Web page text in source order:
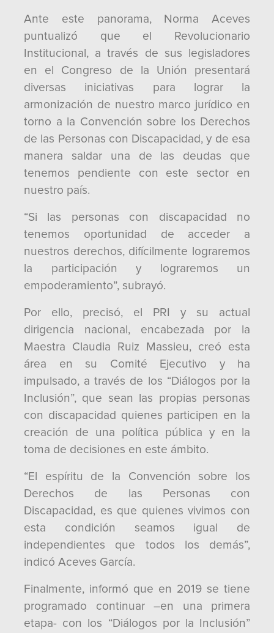
Ante este panorama, Norma Aceves
puntualizó que el Revolucionario
Institucional, a través de sus legisladores
en el Congreso de la Unión presentará
diversas iniciativas para lograr la
armonización de nuestro marco jurídico en
torno a la Convención sobre los Derechos
de las Personas con Discapacidad, y de esa
manera saldar una de las deudas que
tenemos pendiente con este sector en
nuestro país.
“Si las personas con discapacidad no
tenemos oportunidad de acceder a
nuestros derechos, difícilmente lograremos
la participación y lograremos un
empoderamiento”, subrayó.
Por ello, precisó, el PRI y su actual
dirigencia nacional, encabezada por la
Maestra Claudia Ruiz Massieu, creó esta
área en su Comité Ejecutivo y ha
impulsado, a través de los “Diálogos por la
Inclusión”, que sean las propias personas
con discapacidad quienes participen en la
creación de una política pública y en la
toma de decisiones en este ámbito.
“El espíritu de la Convención sobre los
Derechos de las Personas con
Discapacidad, es que quienes vivimos con
esta condición seamos igual de
independientes que todos los demás”,
indicó Aceves García.
Finalmente, informó que en 2019 se tiene
programado continuar –en una primera
etapa- con los “Diálogos por la Inclusión”